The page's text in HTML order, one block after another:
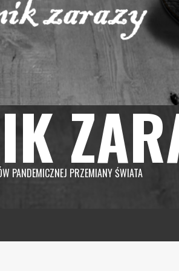
PANDEMICZNEJ PRZEMIANY ŚWIATA